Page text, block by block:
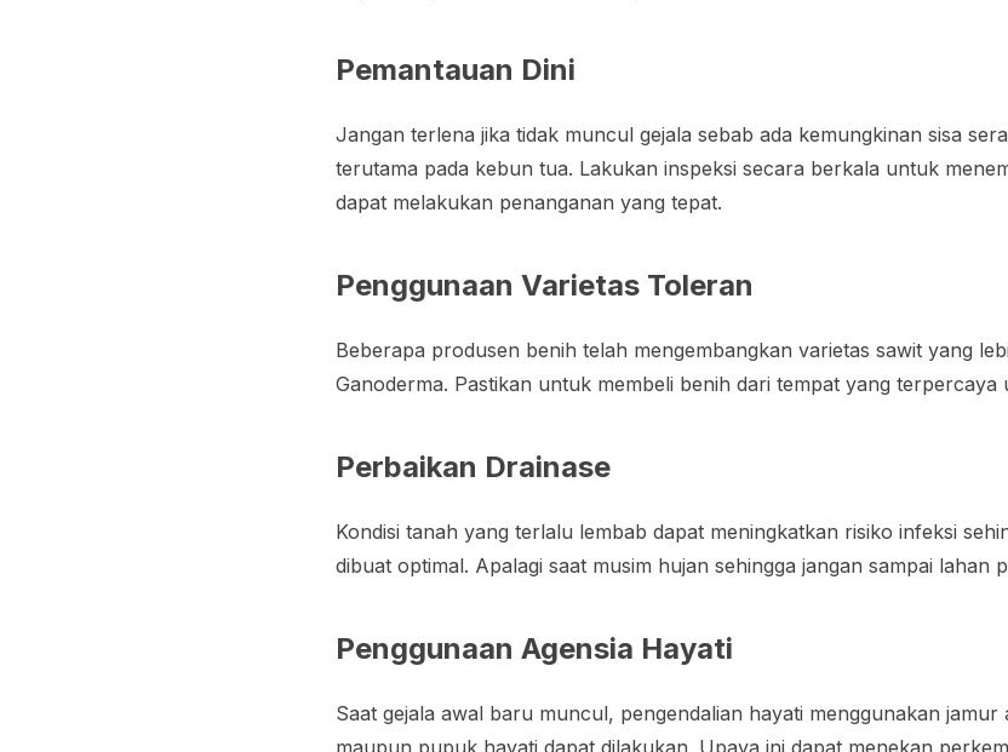
Pemantauan Dini
Jangan terlena jika tidak muncul gejala sebab ada kemungkinan sisa
terutama pada kebun tua. Lakukan inspeksi secara berkala untuk
dapat melakukan penanganan yang tepat.
Penggunaan Varietas Toleran
Beberapa produsen benih telah mengembangkan varietas sawit yang
Ganoderma. Pastikan untuk membeli benih dari tempat yang terpercaya
Perbaikan Drainase
Kondisi tanah yang terlalu lembab dapat meningkatkan risiko infeksi
dibuat optimal. Apalagi saat musim hujan sehingga jangan sampai lahan
Penggunaan Agensia Hayati
Saat gejala awal baru muncul, pengendalian hayati menggunakan
maupun pupuk hayati dapat dilakukan. Upaya ini dapat menekan